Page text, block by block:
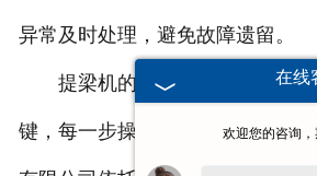
异常及时处理，避免故障遗留。
提梁机的安装调试是******设
键，每一步操作都需规范严谨，新
在线
欢迎您的咨询